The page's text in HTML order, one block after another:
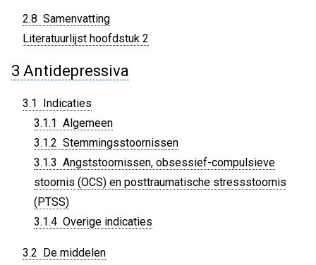
2.8 Samenvatting
Literatuurlijst hoofdstuk 2
3 Antidepressiva
3.1 Indicaties
3.1.1 Algemeen
3.1.2 Stemmingsstoornissen
3.1.3 Angststoornissen, obsessief-compulsieve
stoornis (OCS) en posttraumatische stressstoornis
(PTSS)
3.1.4 Overige indicaties
3.2 De middelen